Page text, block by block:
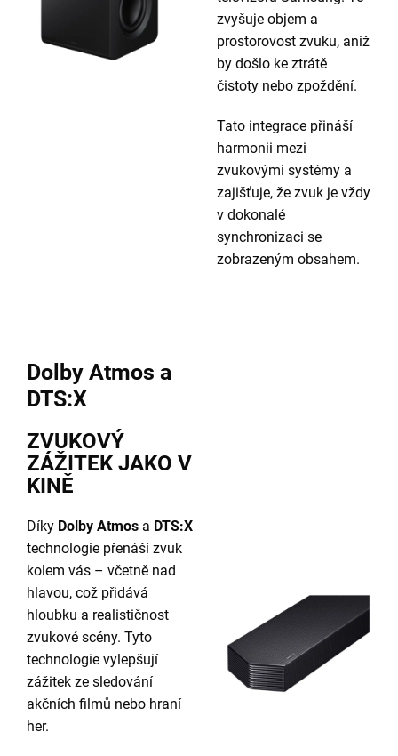
zvyšuje objem a
prostorovost zvuku, aniž
by došlo ke ztrátě
čistoty nebo zpoždění.
Tato integrace přináší
harmonii mezi
zvukovými systémy a
zajišťuje, že zvuk je vždy
v dokonalé
synchronizaci se
zobrazeným obsahem.
Dolby Atmos a
DTS:X
ZVUKOVÝ
ZÁŽITEK JAKO V
KINĚ
Díky Dolby Atmos a DTS:X
technologie přenáší zvuk
kolem vás – včetně nad
hlavou, což přidává
hloubku a realističnost
zvukové scény. Tyto
technologie vylepšují
zážitek ze sledování
akčních filmů nebo hraní
her.